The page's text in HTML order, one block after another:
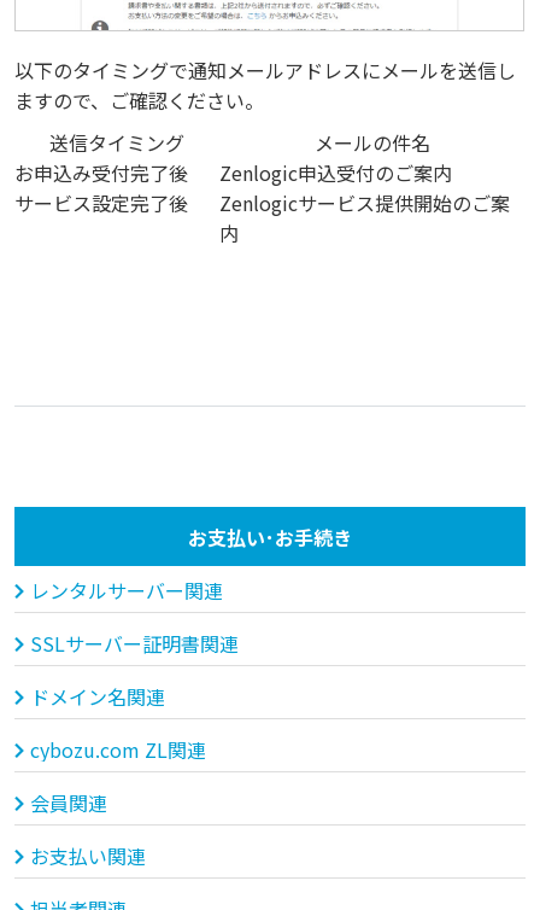
以下のタイミングで通知メールアドレスにメールを送信し
ますので、ご確認ください。
送信タイミング
メールの件名
お申込み受付完了後
Zenlogic申込受付のご案内
サービス設定完了後
Zenlogicサービス提供開始のご案
内
お支払い･お手続き
レンタルサーバー関連
SSLサーバー証明書関連
ドメイン名関連
cybozu.com ZL関連
会員関連
お支払い関連